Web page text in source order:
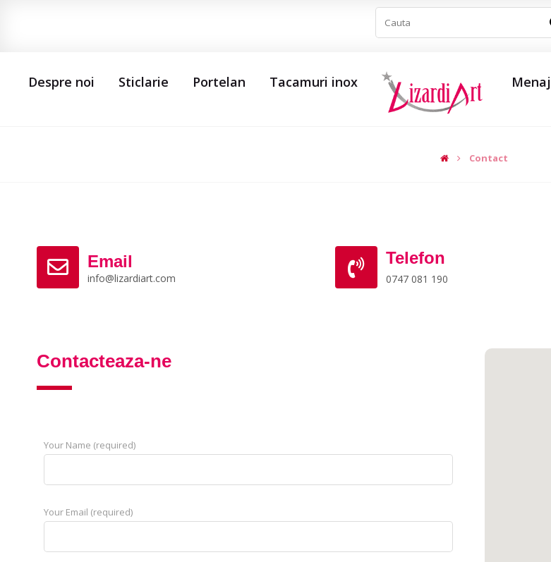
Despre noi Sticlarie Portelan Tacamuri inox Menaj
Contact
Email
info@lizardiart.com
Telefon
0747 081 190
Contacteaza-ne
Your Name (required)
Your Email (required)